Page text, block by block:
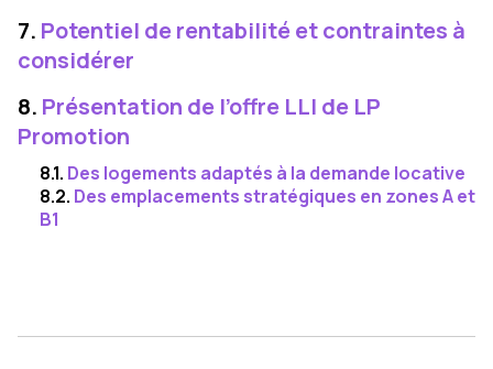
7. Potentiel de rentabilité et contraintes à
considérer
8. Présentation de l’offre LLI de LP
Promotion
8.1. Des logements adaptés à la demande locative
8.2. Des emplacements stratégiques en zones A et
B1